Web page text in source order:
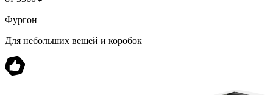
Фургон
Для небольших вещей и коробок